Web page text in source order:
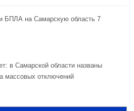
БПЛА на Самарскую область 7
в Самарской области названы
массовых отключений